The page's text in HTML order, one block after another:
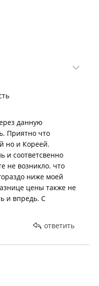
данную
Приятно что
но и Кореей.
и соответсвенно
не возникло. что
ниже моей
цены также не
и впредь. С
ответить